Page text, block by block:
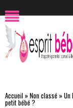
Accueil » Non classé » Un
petit bébé ?